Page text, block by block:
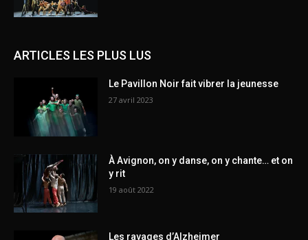
ARTICLES LES PLUS LUS
Le Pavillon Noir fait vibrer la jeunesse
27 avril 2023
À Avignon, on y danse, on y chante… et on
y rit
19 août 2022
Les ravages d’Alzheimer